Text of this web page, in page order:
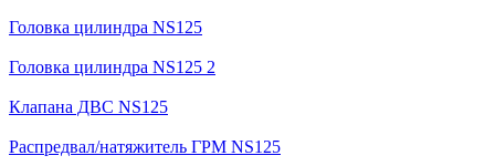
Головка цилиндра NS125
Головка цилиндра NS125 2
Клапана ДВС NS125
Распредвал/натяжитель ГРМ NS125